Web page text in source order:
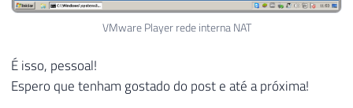
VMware Player rede interna NAT
É isso, pessoal!
Espero que tenham gostado do post e até a próxima!